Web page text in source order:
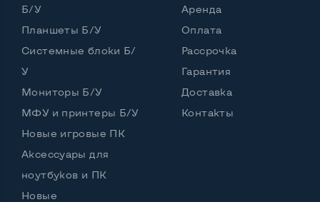
Частота процессора (базовая-максимальная)
Intel Core i5-2410M (2,30 - 2,90 GHz)
Тип оперативной памяти
DDR3
Возможности видеокарты:
Тип видеокарты
Б/У
Планшеты Б/У
Системные блоки Б/
У
Мониторы Б/У
МФУ и принтеры Б/У
Новые игровые ПК
Аксессуары для
ноутбуков и ПК
Новые
Аренда
Оплата
Рассрочка
Гарантия
Доставка
Контакты